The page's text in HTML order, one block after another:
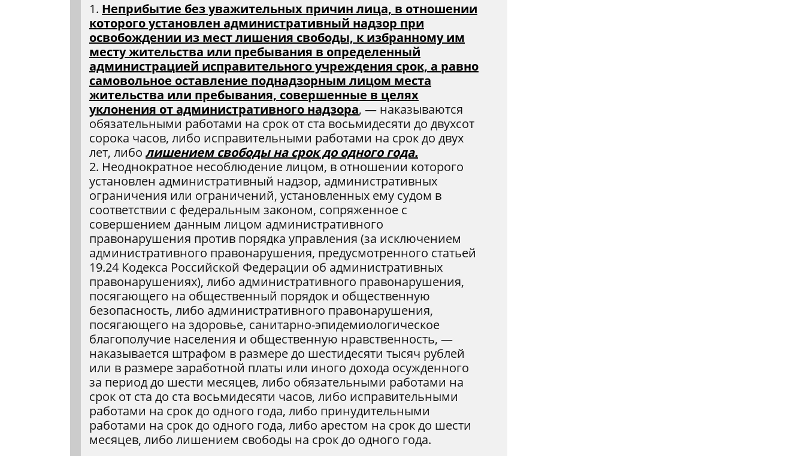
1. Неприбытие без уважительных причин лица, в отношении
которого установлен административный надзор при
освобождении из мест лишения свободы, к избранному им
месту жительства или пребывания в определенный
администрацией исправительного учреждения срок, а равно
самовольное оставление поднадзорным лицом места
жительства или пребывания, совершенные в целях
уклонения от административного надзора, — наказываются
обязательными работами на срок от ста восьмидесяти до двухсот
сорока часов, либо исправительными работами на срок до двух
лет, либо лишением свободы на срок до одного года.
2. Неоднократное несоблюдение лицом, в отношении которого
установлен административный надзор, административных
ограничения или ограничений, установленных ему судом в
соответствии с федеральным законом, сопряженное с
совершением данным лицом административного
правонарушения против порядка управления (за исключением
административного правонарушения, предусмотренного статьей
19.24 Кодекса Российской Федерации об административных
правонарушениях), либо административного правонарушения,
посягающего на общественный порядок и общественную
безопасность, либо административного правонарушения,
посягающего на здоровье, санитарно-эпидемиологическое
благополучие населения и общественную нравственность, —
наказывается штрафом в размере до шестидесяти тысяч рублей
или в размере заработной платы или иного дохода осужденного
за период до шести месяцев, либо обязательными работами на
срок от ста до ста восьмидесяти часов, либо исправительными
работами на срок до одного года, либо принудительными
работами на срок до одного года, либо арестом на срок до шести
месяцев, либо лишением свободы на срок до одного года.